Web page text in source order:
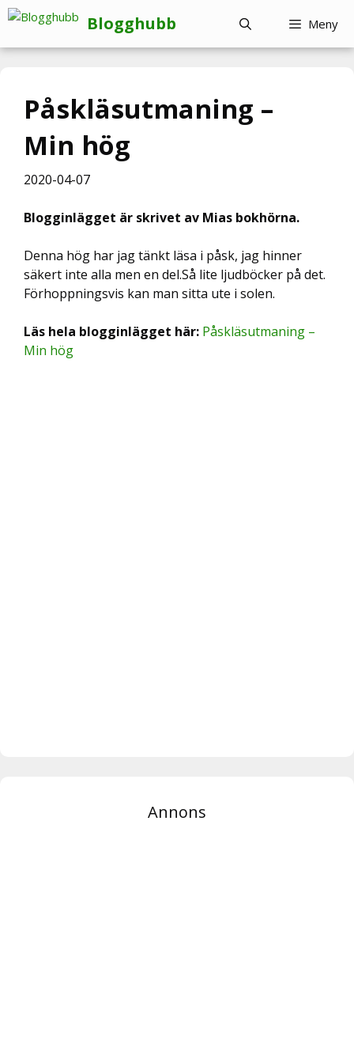
Hoppa
innehåll
Blogghubb Meny
Påskläsutmaning –
Min hög
2020-04-07
Blogginlägget är skrivet av Mias bokhörna.
Denna hög har jag tänkt läsa i påsk, jag hinner
säkert inte alla men en del.Så lite ljudböcker på det.
Förhoppningsvis kan man sitta ute i solen.
Läs hela blogginlägget här: Påskläsutmaning –
Min hög
Annons